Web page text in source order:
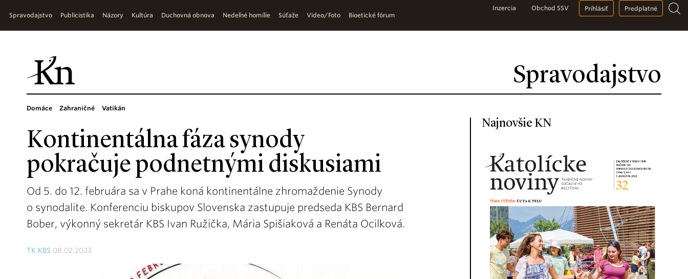
Spravodajstvo
Spravodajstvo Publicistika Názory Kultúra Duchovná obnova Nedeľné homílie Súťaže Video/Foto Bioetické fórum
Inzercia Obchod SSV Prihlásiť Predplatné
Domáce Zahraničné Vatikán
Kontinentálna fáza synody
pokračuje podnetnými diskusiami
Od 5. do 12. februára sa v Prahe koná kontinentálne zhromaždenie Synody
o synodalite. Konferenciu biskupov Slovenska zastupuje predseda KBS Bernard
Bober, výkonný sekretár KBS Ivan Ružička, Mária Spišiaková a Renáta Ocilková.
TK KBS 08.02.2023
Najnovšie KN